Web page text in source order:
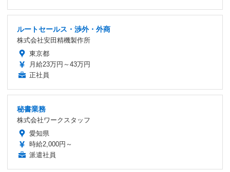
ルートセールス・渉外・外商
株式会社安田精機製作所
東京都
月給23万円～43万円
正社員
秘書業務
株式会社ワークスタッフ
愛知県
時給2,000円～
派遣社員